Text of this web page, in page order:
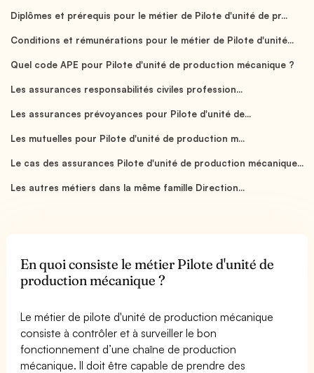
Diplômes et prérequis pour le métier de Pilote d'unité de pr...
Conditions et rémunérations pour le métier de Pilote d'unité...
Quel code APE pour Pilote d'unité de production mécanique ?
Les assurances responsabilités civiles profession...
Les assurances prévoyances pour Pilote d'unité de...
Les mutuelles pour Pilote d'unité de production m...
Le cas des assurances Pilote d'unité de production mécanique...
Les autres métiers dans la même famille Direction...
En quoi consiste le métier Pilote d'unité de
production mécanique ?
Le métier de pilote d'unité de production mécanique
consiste à contrôler et à surveiller le bon
fonctionnement d’une chaîne de production
mécanique. Il doit être capable de prendre des